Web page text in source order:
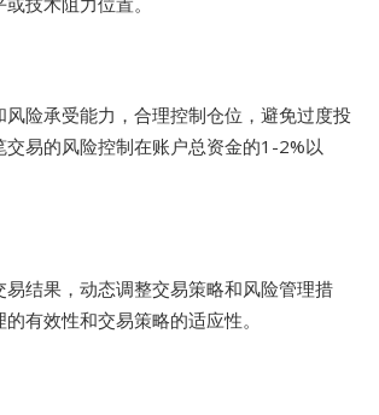
风险承受能力，合理控制仓位，避免过度投
交易的风险控制在账户总资金的1-2%以
易结果，动态调整交易策略和风险管理措
有效性和交易策略的适应性。